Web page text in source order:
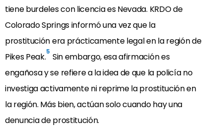
tiene burdeles con licencia es Nevada. KRDO de
Colorado Springs informó una vez que la
prostitución era prácticamente legal en la región de
Pikes Peak.5 Sin embargo, esa afirmación es
engañosa y se refiere a la idea de que la policía no
investiga activamente ni reprime la prostitución en
la región. Más bien, actúan solo cuando hay una
denuncia de prostitución.